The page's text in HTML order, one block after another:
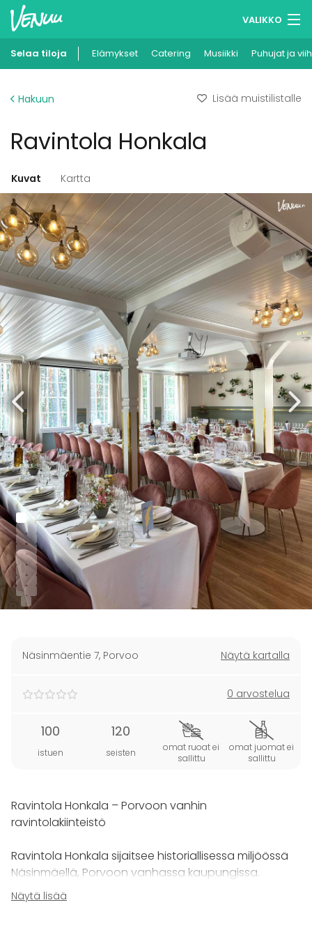
VALIKKO
Muistilistasi
Ilmoita kohteesi
Selaa tiloja Elämykset Catering Musiikki Puhujat ja
Hakuun Lisää muistilistalle
Ravintola Honkala
Kuvat Kartta
Näsinmäentie 7, Porvoo Näytä kartalla
0 arvostelua
100
istuen
120
seisten
omat ruoat ei
sallittu
omat juomat ei
sallittu
Ravintola Honkala – Porvoon vanhin
ravintolakiinteistö
Ravintola Honkala sijaitsee historiallisessa miljöössä
Näsinmäellä, Porvoon vanhassa kaupungissa.
Vuonna 2024 täysin saneerattu
tilausravintolana, joka tarjoaa ainutlaatuiset ja
Näytä lisää